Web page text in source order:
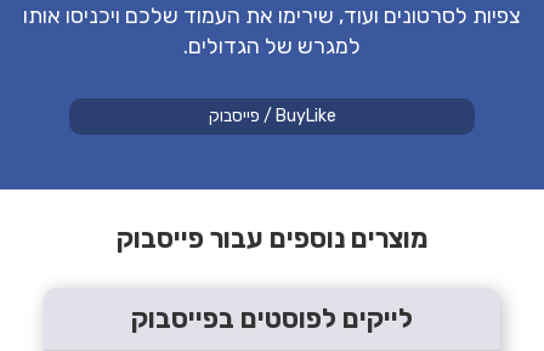
צפיות לסרטונים ועוד, שירימו את העמוד שלכם ויכניסו אותו
למגרש של הגדולים.
BuyLike
/ פייסבוק
מוצרים נוספים עבור פייסבוק
לייקים לפוסטים בפייסבוק